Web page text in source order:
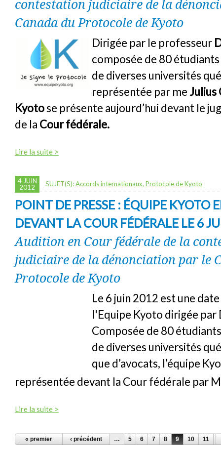
contestation judiciaire de la
Canada du Protocole de Kyoto
Dirigée par le professeur
composée de 80
de diverses universités
représentée par me Julius
Kyotose présente aujourd’hui devant le
de la Cour fédérale.
Lire la suite >
4 JUIN
2012
SUJET(S):Accords internationaux, Protocole de Kyoto
POINT DE PRESSE : ÉQUIPE KYOTO
DEVANT LA COUR FÉDÉRALE LE 6
Audition en Cour fédérale de la
judiciaire de la dénonciation par le
Protocole de Kyoto
Le 6 juin 2012 est une
l'Equipe Kyoto dirigée par
Composée de 80
de diverses universités
que d’avocats, l’équipe
représentée devant la Cour fédérale par M
Lire la suite >
PAGES
« premier ‹ précédent … 5 6 7 8 9 10 11